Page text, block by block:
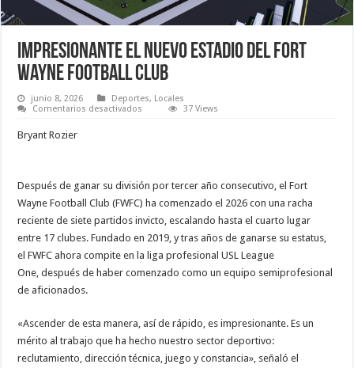
Impresionante el nuevo estadio del Fort
Wayne Football Club
junio 8, 2026 Deportes, Locales
Comentarios desactivados
37 Views
Bryant Rozier
Después de ganar su división por tercer año consecutivo, el Fort
Wayne Football Club (FWFC) ha comenzado el 2026 con una racha
reciente de siete partidos invicto, escalando hasta el cuarto lugar
entre 17 clubes. Fundado en 2019, y tras años de ganarse su estatus,
el FWFC ahora compite en la liga profesional USL League
One, después de haber comenzado como un equipo semiprofesional
de aficionados.
«Ascender de esta manera, así de rápido, es impresionante. Es un
mérito al trabajo que ha hecho nuestro sector deportivo:
reclutamiento, dirección técnica, juego y constancia», señaló el